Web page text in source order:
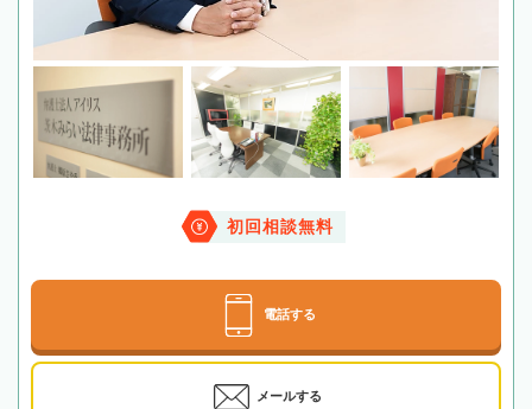
初回相談無料
電話する
メールする